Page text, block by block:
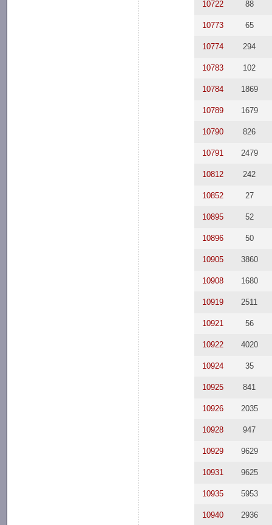
10722 88
10773 65
10774 294
10783 102
10784 1869
10789 1679
10790 826
10791 2479
10812 242
10852 27
10895 52
10896 50
10905 3860
10908 1680
10919 2511
10921 56
10922 4020
10924 35
10925 841
10926 2035
10928 947
10929 9629
10931 9625
10935 5953
10940 2936